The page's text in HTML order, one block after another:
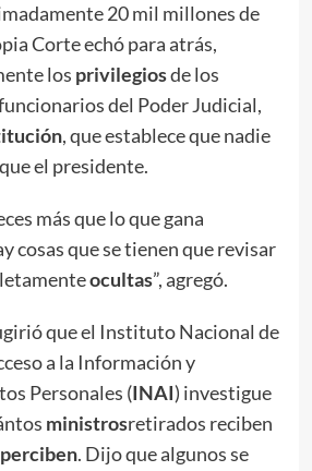
20 mil millones de
Corte echó para atrás,
los privilegiosde los
del Poder Judicial,
, que establece que nadie
el presidente.
más que lo que gana
cosas que se tienen que revisar
ocultas”, agregó.
que el Instituto Nacional de
a la Información y
Personales (INAI) investigue
ministrosretirados reciben
perciben. Dijo que algunos se